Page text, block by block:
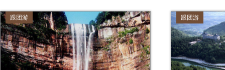
跟团游 跟团游